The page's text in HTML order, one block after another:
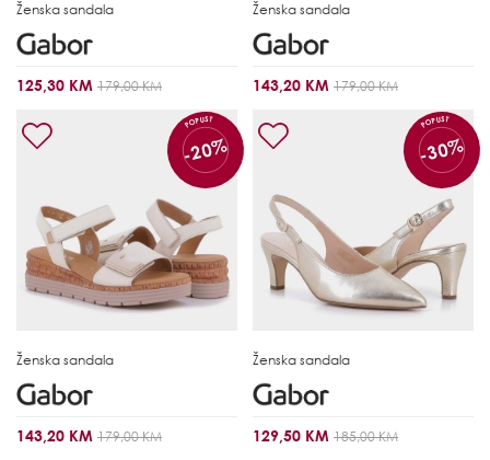
Ženska sandala
125,30 KM 179,00 KM
Ženska sandala
143,20 KM 179,00 KM
POPUST
-20%
Ženska sandala
143,20 KM 179,00 KM
POPUST
-30%
Ženska sandala
129,50 KM 185,00 KM